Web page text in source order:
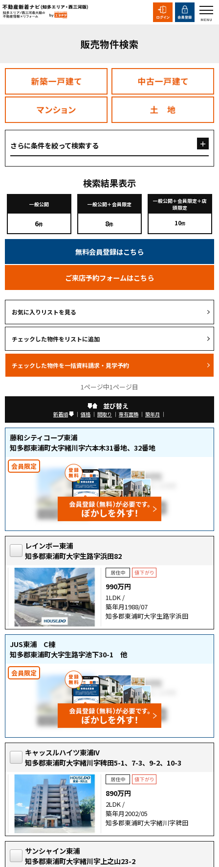
販売物件検索
さらに条件を絞って検索する
検索結果表示
一般公開
6件
一般公開＋会員限定
8件
一般公開＋会員限定＋店
頭限定
10件
無料会員登録はこちら
ご来店予約フォームはこちら
お気に入りリストを見る
1ページ中1ページ目
並び替え
新着順 ｜ 価格 ｜ 間取り ｜ 専有面積 ｜ 築年月 ｜
藤和シティコープ東浦
知多郡東浦町大字緒川字六本木31番地、32番地
レインボー東浦
知多郡東浦町大字生路字浜田82
990万円
1LDK /
築年月1988/07
知多郡東浦町大字生路字浜田
JUS東浦 C棟
知多郡東浦町大字生路字池下30-1 他
キャッスルハイツ東浦IV
知多郡東浦町大字緒川字稗田5-1、7-3、9-2、10-3
890万円
2LDK /
築年月2002/05
知多郡東浦町大字緒川字稗田
サンシャイン東浦
知多郡東浦町大字緒川字上之山23-2